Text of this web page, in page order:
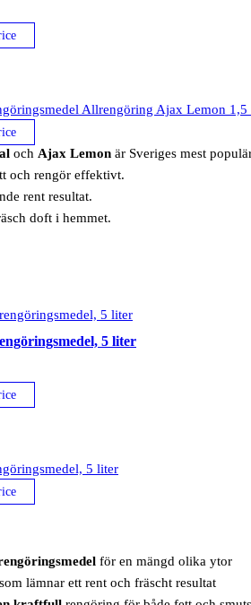
Allrengöring Ajax Lemon 1,5
och Ajax Lemon är Sveriges mest
och rengör effektivt.
rent resultat.
doft i hemmet.
5 liter
5 liter
för en mängd olika ytor
som lämnar ett rent och fräscht resultat